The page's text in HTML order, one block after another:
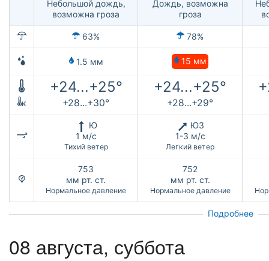
Небольшой дождь,
возможна гроза
Дождь, возможна
гроза
63% 78%
1.5 мм 15 мм
+24...+25° +24...+25°
к +28...+30° +28...+29°
Ю
1 м/с
Тихий ветер
ЮЗ
1-3 м/с
Легкий ветер
753
мм рт. ст.
Нормальное давление
752
мм рт. ст.
Нормальное давление
Подробнее
08 августа, суббота